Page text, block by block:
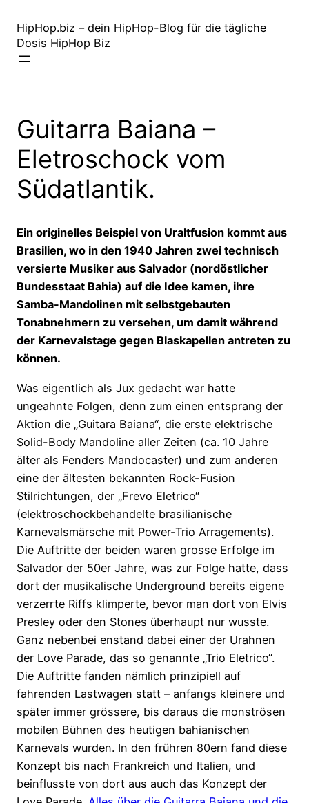
Inhalt
springen
HipHop.biz – dein HipHop-Blog für die tägliche
Dosis HipHop Biz
Guitarra Baiana –
Eletroschock vom
Südatlantik.
Ein originelles Beispiel von Uraltfusion kommt aus
Brasilien, wo in den 1940 Jahren zwei technisch
versierte Musiker aus Salvador (nordöstlicher
Bundesstaat Bahia) auf die Idee kamen, ihre
Samba-Mandolinen mit selbstgebauten
Tonabnehmern zu versehen, um damit während
der Karnevalstage gegen Blaskapellen antreten zu
können.
Was eigentlich als Jux gedacht war hatte
ungeahnte Folgen, denn zum einen entsprang der
Aktion die „Guitara Baiana“, die erste elektrische
Solid-Body Mandoline aller Zeiten (ca. 10 Jahre
älter als Fenders Mandocaster) und zum anderen
eine der ältesten bekannten Rock-Fusion
Stilrichtungen, der „Frevo Eletrico“
(elektroschockbehandelte brasilianische
Karnevalsmärsche mit Power-Trio Arragements).
Die Auftritte der beiden waren grosse Erfolge im
Salvador der 50er Jahre, was zur Folge hatte, dass
dort der musikalische Underground bereits eigene
verzerrte Riffs klimperte, bevor man dort von Elvis
Presley oder den Stones überhaupt nur wusste.
Ganz nebenbei enstand dabei einer der Urahnen
der Love Parade, das so genannte „Trio Eletrico“.
Die Auftritte fanden nämlich prinzipiell auf
fahrenden Lastwagen statt – anfangs kleinere und
später immer grössere, bis daraus die monströsen
mobilen Bühnen des heutigen bahianischen
Karnevals wurden. In den frühren 80ern fand diese
Konzept bis nach Frankreich und Italien, und
beinflusste von dort aus auch das Konzept der